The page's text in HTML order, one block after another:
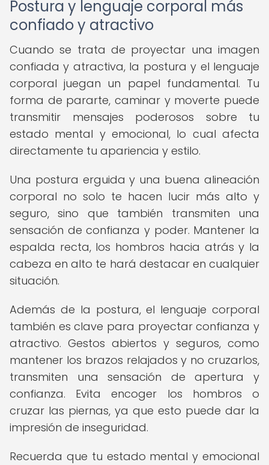
Postura y lenguaje corporal más
confiado y atractivo
Cuando se trata de proyectar una imagen
confiada y atractiva, la postura y el lenguaje
corporal juegan un papel fundamental. Tu
forma de pararte, caminar y moverte puede
transmitir mensajes poderosos sobre tu
estado mental y emocional, lo cual afecta
directamente tu apariencia y estilo.
Una postura erguida y una buena alineación
corporal no solo te hacen lucir más alto y
seguro, sino que también transmiten una
sensación de confianza y poder. Mantener la
espalda recta, los hombros hacia atrás y la
cabeza en alto te hará destacar en cualquier
situación.
Además de la postura, el lenguaje corporal
también es clave para proyectar confianza y
atractivo. Gestos abiertos y seguros, como
mantener los brazos relajados y no cruzarlos,
transmiten una sensación de apertura y
confianza. Evita encoger los hombros o
cruzar las piernas, ya que esto puede dar la
impresión de inseguridad.
Recuerda que tu estado mental y emocional